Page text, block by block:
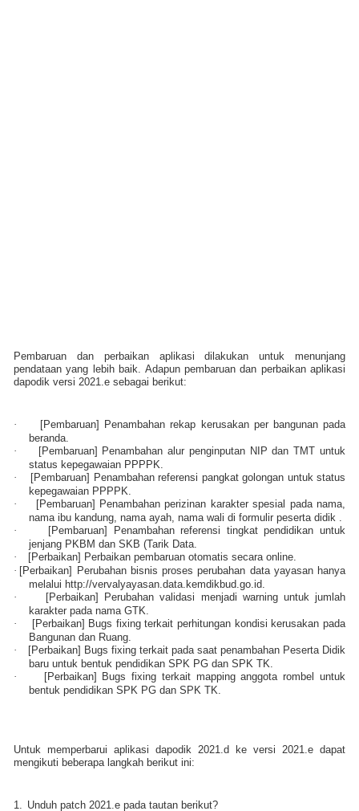
Pembaruan dan perbaikan aplikasi dilakukan untuk menunjang
pendataan yang lebih baik. Adapun pembaruan dan perbaikan aplikasi
dapodik versi 2021.e sebagai berikut:
·
[Pembaruan] Penambahan rekap kerusakan per bangunan pada
beranda.
·
[Pembaruan] Penambahan alur penginputan NIP dan TMT untuk
status kepegawaian PPPPK.
·
[Pembaruan] Penambahan referensi pangkat golongan untuk status
kepegawaian PPPPK.
·
[Pembaruan] Penambahan perizinan karakter spesial pada nama,
nama ibu kandung, nama ayah, nama wali di formulir peserta didik .
·
[Pembaruan] Penambahan referensi tingkat pendidikan untuk
jenjang PKBM dan SKB (Tarik Data.
·
[Perbaikan] Perbaikan pembaruan otomatis secara online.
· [Perbaikan] Perubahan bisnis proses perubahan data yayasan hanya
melalui http://vervalyayasan.data.kemdikbud.go.id.
·
[Perbaikan] Perubahan validasi menjadi warning untuk jumlah
karakter pada nama GTK.
·
[Perbaikan] Bugs fixing terkait perhitungan kondisi kerusakan pada
Bangunan dan Ruang.
·
[Perbaikan] Bugs fixing terkait pada saat penambahan Peserta Didik
baru untuk bentuk pendidikan SPK PG dan SPK TK.
·
[Perbaikan] Bugs fixing terkait mapping anggota rombel untuk
bentuk pendidikan SPK PG dan SPK TK.
Untuk memperbarui aplikasi dapodik 2021.d ke versi 2021.e dapat
mengikuti beberapa langkah berikut ini:
1. Unduh patch 2021.e pada tautan berikut?